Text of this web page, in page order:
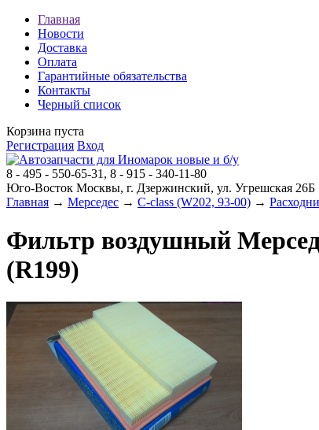
Главная
Новости
Доставка
Оплата
Гарантийные обязательства
Контакты
Черный список
Корзина пуста
Регистрация Вход
8 - 495 - 550-65-31, 8 - 915 - 340-11-80
Юго-Восток Москвы, г. Дзержинский, ул. Угрешская 26Б
Главная → Мерседес → C-class (W202, 93-00) →
Фильтр воздушный
(R199)